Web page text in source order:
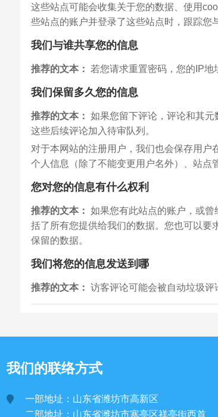
这些站点可能会收集关于您的数据、使用
些站点的账户并登录了这些站点时，跟踪您
我们与谁共享您的信息
推荐的文本： 若您请求重置密码，您的IP地
我们保留多久您的信息
推荐的文本：如果您留下评论，评论和其
这些后续评论加入待审队列。
对于本网站的注册用户，我们也会保存用
个人信息（除了不能变更用户名外）、站点
您对您的信息有什么权利
推荐的文本：如果您有此站点的账户，或
括了所有您提供给我们的数据。您也可以要
保留的数据。
我们将您的信息发送到哪
推荐的文本：访客评论可能会被自动垃圾评
我们的联络方式
一部地址：山东省潍坊市高新区
二部地址：山东省潍坊市寒亭区祥亭街西首